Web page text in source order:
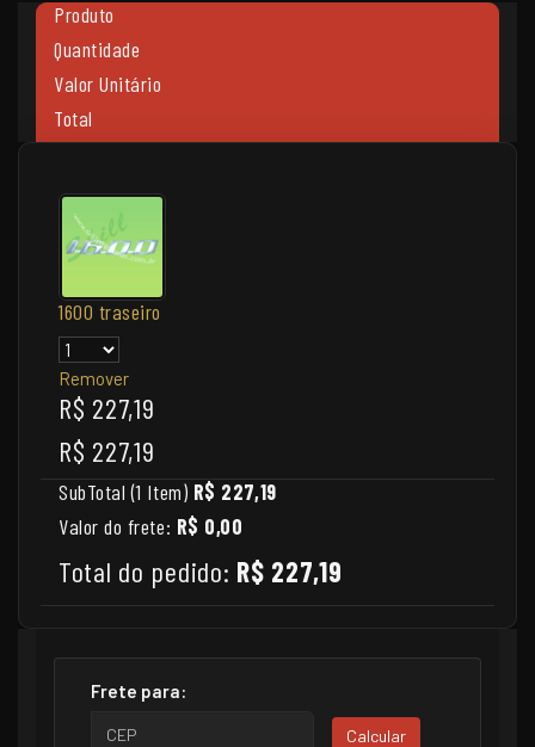
Produto
Quantidade
Valor Unitário
Total
1600 traseiro
Remover
R$ 227,19
R$ 227,19
SubTotal (1 Item) R$ 227,19
Valor do frete: R$ 0,00
Total do pedido: R$ 227,19
Frete para:
Calcular